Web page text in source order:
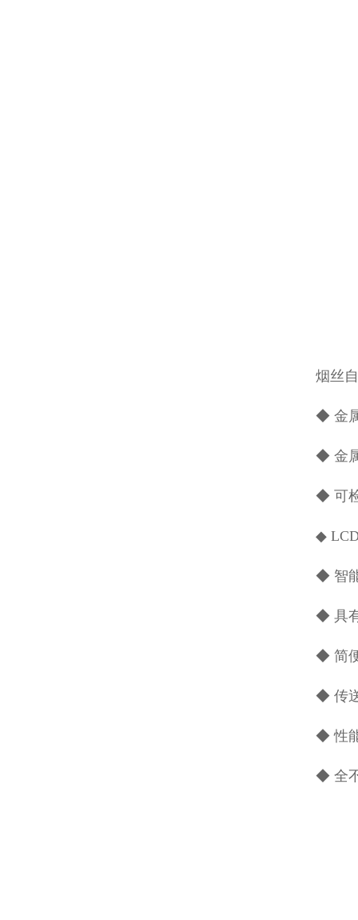
烟丝
◆ 金
◆ 金
◆ 可
◆
◆ 智
◆ 具
◆ 简
◆ 传
◆ 性
◆ 全